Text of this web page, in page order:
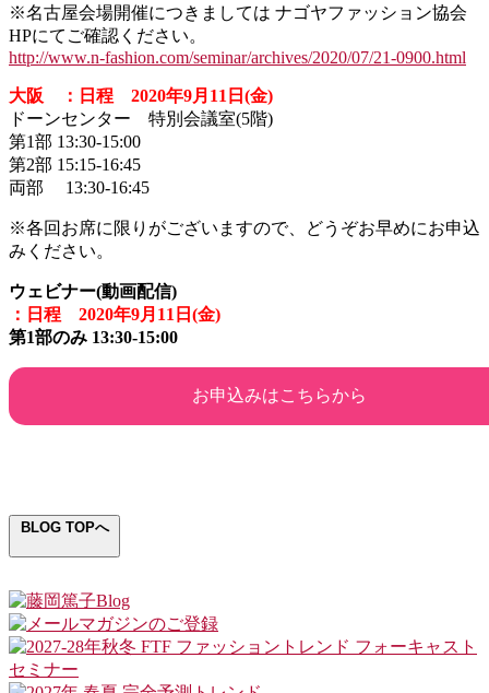
※名古屋会場開催につきましては ナゴヤファッション協会
HPにてご確認ください。
http://www.n-fashion.com/seminar/archives/2020/07/21-0900.html
大阪 ：日程 2020年9月11日(金)
ドーンセンター 特別会議室(5階)
第1部 13:30-15:00
第2部 15:15-16:45
両部 13:30-16:45
※各回お席に限りがございますので、どうぞお早めにお申込
みください。
ウェビナー(動画配信)
：日程 2020年9月 11 日 (金)
第1部のみ 13:30-15:00
お申込みはこちらから
BLOG TOPへ